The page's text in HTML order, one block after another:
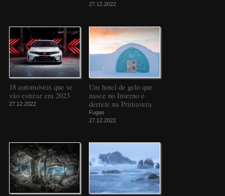
27.12.2022
18 automóveis que se
vão estrear em 2023
27.12.2022
Um hotel de gelo que
nasce no Inverno e
derrete na Primavera
Fugas
27.12.2022